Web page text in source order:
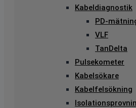
Kabeldiagnostik
PD-
VLF
TanDelta
Pulsekometer
Kabelsökare
Kabelfelsökning